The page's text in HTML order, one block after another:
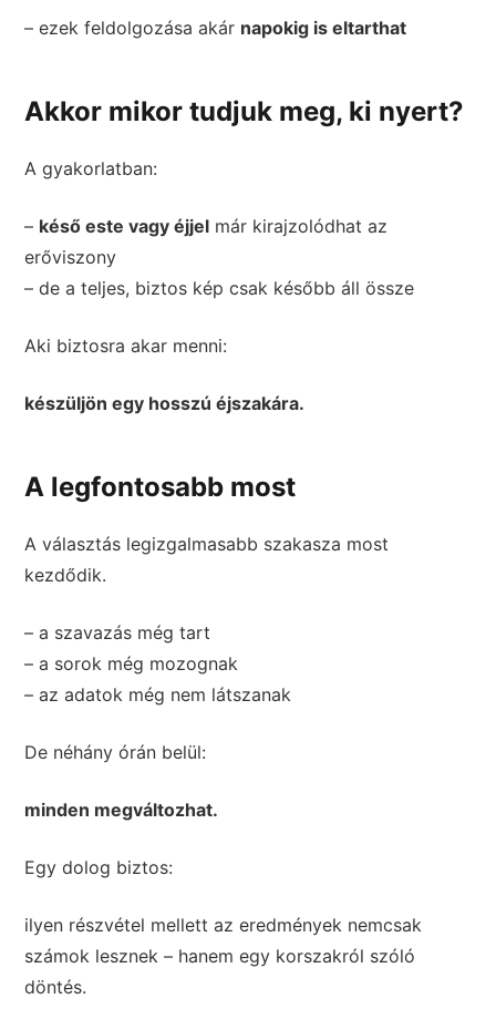
– ezek feldolgozása akár napokig is eltarthat
Akkor mikor tudjuk meg, ki nyert?
A gyakorlatban:
– késő este vagy éjjel már kirajzolódhat az
erőviszony
– de a teljes, biztos kép csak később áll össze
Aki biztosra akar menni:
készüljön egy hosszú éjszakára.
A legfontosabb most
A választás legizgalmasabb szakasza most
kezdődik.
– a szavazás még tart
– a sorok még mozognak
– az adatok még nem látszanak
De néhány órán belül:
minden megváltozhat.
Egy dolog biztos:
ilyen részvétel mellett az eredmények nemcsak
számok lesznek – hanem egy korszakról szóló
döntés.